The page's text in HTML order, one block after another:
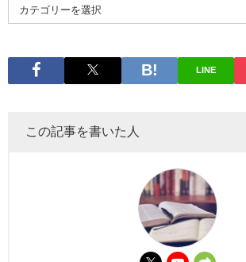
LINE
この記事を書いた人